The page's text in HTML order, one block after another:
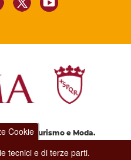
Sport, Turismo e Moda.
Cookie
tecnici e di terze parti.